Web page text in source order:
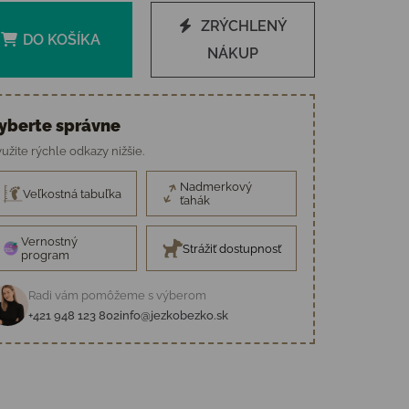
DO KOŠÍKA
ZRÝCHLENÝ
NÁKUP
správne
rýchle odkazy nižšie.
Veľkostná tabuľka
Nadmerkový
ťahák
Vernostný
program
Strážiť dostupnosť
Radi vám pomôžeme s výberom
+421 948 123 802info@jezkobezko.sk